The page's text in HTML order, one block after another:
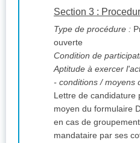
Section 3 :
Type de procédure :
ouverte
Condition de
Aptitude à exercer
- conditions / moyens
Lettre de candidature
moyen du formulaire
en cas de
mandataire par ses